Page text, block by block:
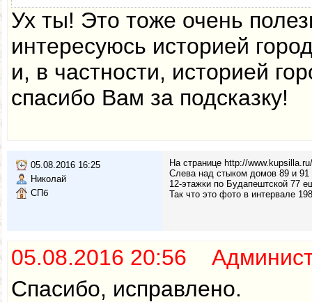
Ух ты! Это тоже очень
интересуюсь историей
и, в частности, историей
спасибо Вам за подсказку!
05.08.2016 16:25
Николай
СПб
На странице http://
Слева над стыком домов 89 и 91
12-этажки по Будапештской 77
Так что это фото в интервале
05.08.2016 20:56
Спасибо, исправлено.